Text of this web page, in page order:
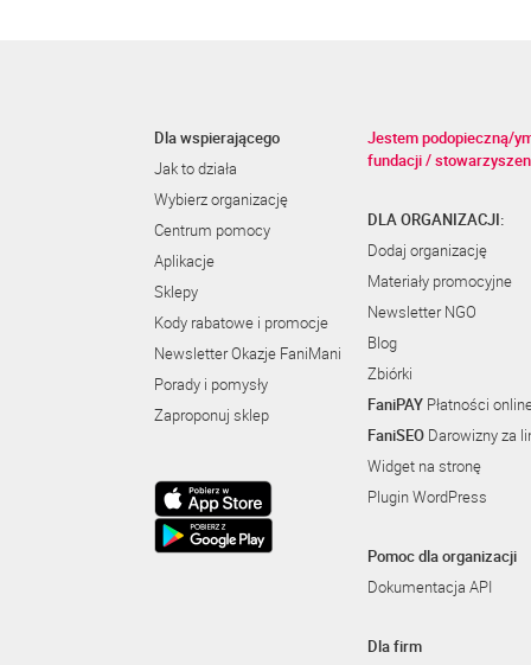
Dla wspierającego
Jak to działa
Wybierz organizację
Centrum pomocy
Aplikacje
Sklepy
Kody rabatowe i promocje
Newsletter Okazje FaniMani
Porady i pomysły
Zaproponuj sklep
Jestem podopieczną/
fundacji /
DLA ORGANIZACJI:
Dodaj organizację
Materiały promocyjne
Newsletter NGO
Blog
Zbiórki
FaniPAY Płatności
FaniSEO Darowizny za
Widget na stronę
Plugin WordPress
Pomoc dla organizacji
Dokumentacja API
Dla firm